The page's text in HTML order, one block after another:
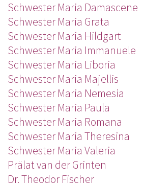
Schwester Maria Damascene
Schwester Maria Grata
Schwester Maria Hildgart
Schwester Maria Immanuele
Schwester Maria Liboria
Schwester Maria Majellis
Schwester Maria Nemesia
Schwester Maria Paula
Schwester Maria Romana
Schwester Maria Theresina
Schwester Maria Valeria
Prälat van der Grinten
Dr. Theodor Fischer